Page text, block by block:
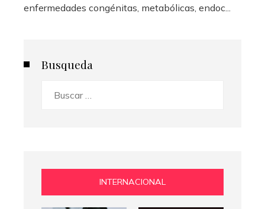
enfermedades congénitas, metabólicas, endoc...
Busqueda
INTERNACIONAL